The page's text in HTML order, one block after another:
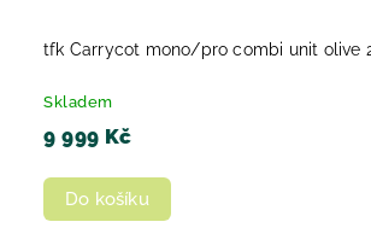
tfk Carrycot mono/pro combi unit olive
Skladem
9 999 Kč
Do košíku